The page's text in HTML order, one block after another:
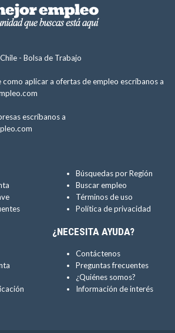
- Bolsa de Trabajo
aplicar a ofertas de empleo escríbanos a
escríbanos a
Búsquedas por Región
Buscar empleo
Términos de uso
Política de privacidad
¿NECESITA AYUDA?
Contáctenos
Preguntas frecuentes
¿Quiénes somos?
Información de interés